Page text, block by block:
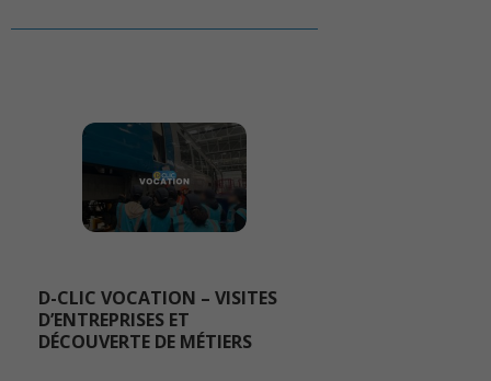
D-CLIC VOCATION – VISITES
D’ENTREPRISES ET
DÉCOUVERTE DE MÉTIERS